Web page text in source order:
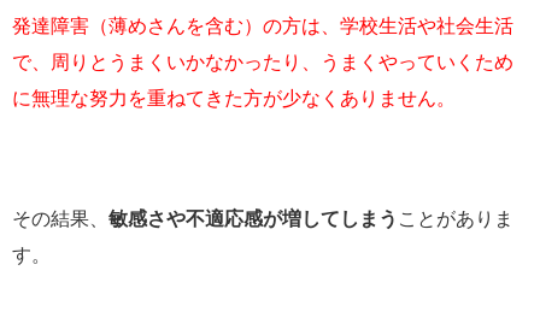
発達障害（薄めさんを含む）の方は、学校生活や社会生活
で、周りとうまくいかなかったり、うまくやっていくため
に無理な努力を重ねてきた方が少なくありません。
その結果、 敏感さや不適応感が増してしまう ことがありま
す。